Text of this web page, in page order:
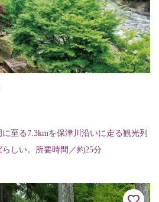
至る7.3kmを保津川沿いに走る観光列
しい。所要時間／約25分